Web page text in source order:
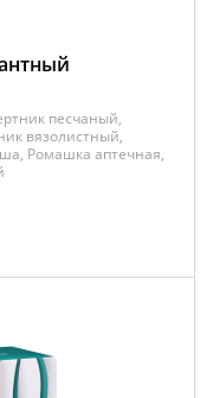
песчаный,
вязолистный,
Ромашка аптечная,